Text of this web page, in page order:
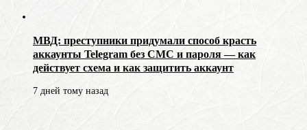
МВД: преступники придумали способ красть
аккаунты Telegram без СМС и пароля — как
действует схема и как защитить аккаунт
7 дней тому назад